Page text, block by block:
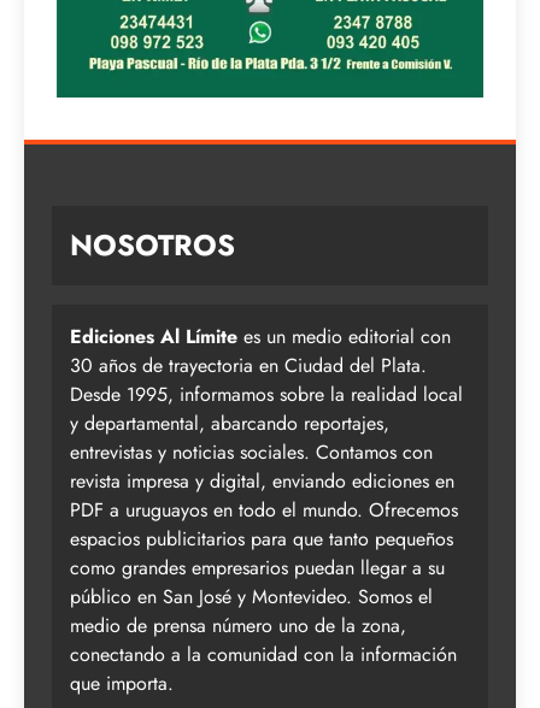
NOSOTROS
Ediciones Al Límite es un medio editorial con
30 años de trayectoria en Ciudad del Plata.
Desde 1995, informamos sobre la realidad local
y departamental, abarcando reportajes,
entrevistas y noticias sociales. Contamos con
revista impresa y digital, enviando ediciones en
PDF a uruguayos en todo el mundo. Ofrecemos
espacios publicitarios para que tanto pequeños
como grandes empresarios puedan llegar a su
público en San José y Montevideo. Somos el
medio de prensa número uno de la zona,
conectando a la comunidad con la información
que importa.